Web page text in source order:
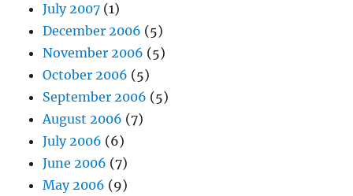
July 2007 (1)
December 2006 (5)
November 2006 (5)
October 2006 (5)
September 2006 (5)
August 2006 (7)
July 2006 (6)
June 2006 (7)
May 2006 (9)